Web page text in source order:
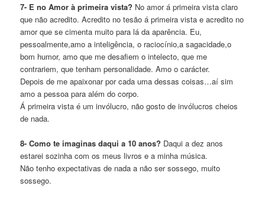
7- E no Amor à primeira vista? No amor á primeira vista claro
que não acredito. Acredito no tesão á primeira vista e acredito no
amor que se cimenta muito para lá da aparência. Eu,
pessoalmente,amo a inteligência, o raciocínio,a sagacidade,o
bom humor, amo que me desafiem o intelecto, que me
contrariem, que tenham personalidade. Amo o carácter.
Depois de me apaixonar por cada uma dessas coisas…aí sim
amo a pessoa para além do corpo.
Á primeira vista é um invólucro, não gosto de invólucros cheios
de nada.
8- Como te imaginas daqui a 10 anos? Daqui a dez anos
estarei sozinha com os meus livros e a minha música.
Não tenho expectativas de nada a não ser sossego, muito
sossego.